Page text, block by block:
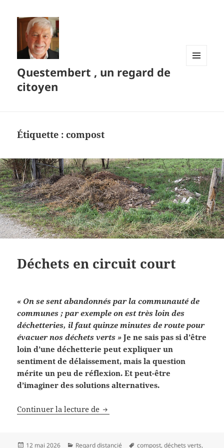
Questembert , un regard de
citoyen
Étiquette :compost
Déchets en circuit court
« On se sent abandonnés par la communauté de
communes ; par exemple on est très loin des
déchetteries, il faut quinze minutes de route pour
évacuer nos déchets verts » Je ne sais pas si d’être
loin d’une déchetterie peut expliquer un
sentiment de délaissement, mais la question
mérite un peu de réflexion. Et peut-être
d’imaginer des solutions alternatives.
Continuer la lecture de Déchets en circuit court
Publié
12 mai 2026 Catégories
Regard distancié Mots-
compost,déchets verts,